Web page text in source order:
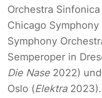
Orchestra
Chicago
Symphony
Semperoper in
Die Nase 2022)
Oslo (Elektra